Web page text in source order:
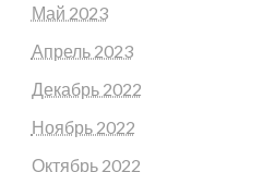
Май 2023
Апрель 2023
Декабрь 2022
Ноябрь 2022
Октябрь 2022